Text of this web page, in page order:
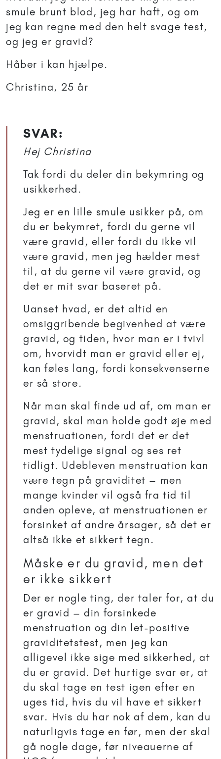
smule brunt blod, jeg har haft, og om
jeg kan regne med den helt svage test,
og jeg er gravid?
Håber i kan hjælpe.
Christina, 25 år
SVAR:
Hej Christina
Tak fordi du deler din bekymring og
usikkerhed.
Jeg er en lille smule usikker på, om
du er bekymret, fordi du gerne vil
være gravid, eller fordi du ikke vil
være gravid, men jeg hælder mest
til, at du gerne vil være gravid, og
det er mit svar baseret på.
Uanset hvad, er det altid en
omsiggribende begivenhed at være
gravid, og tiden, hvor man er i tvivl
om, hvorvidt man er gravid eller ej,
kan føles lang, fordi konsekvenserne
er så store.
Når man skal finde ud af, om man er
gravid, skal man holde godt øje med
menstruationen, fordi det er det
mest tydelige signal og ses ret
tidligt. Udebleven menstruation kan
være tegn på graviditet – men
mange kvinder vil også fra tid til
anden opleve, at menstruationen er
forsinket af andre årsager, så det er
altså ikke et sikkert tegn.
Måske er du gravid, men det
er ikke sikkert
Der er nogle ting, der taler for, at du
er gravid – din forsinkede
menstruation og din let-positive
graviditetstest, men jeg kan
alligevel ikke sige med sikkerhed, at
du er gravid. Det hurtige svar er, at
du skal tage en test igen efter en
uges tid, hvis du vil have et sikkert
svar. Hvis du har nok af dem, kan du
naturligvis tage en før, men der skal
gå nogle dage, før niveauerne af